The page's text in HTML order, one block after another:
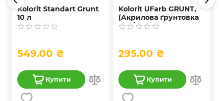
Kolorit Standart Grunt
10 л
549.00 ₴
Купити
Kolorit UFarb GRUNТ,
(Акрилова ґрунтовка
глибокого
295.00 ₴
Купити